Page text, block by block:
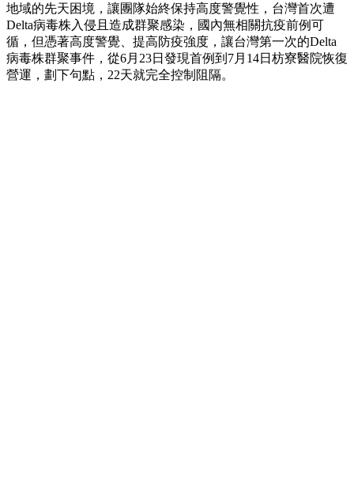
地域的先天困境，讓團隊始終保持高度警覺性，台灣首次遭
Delta病毒株入侵且造成群聚感染，國內無相關抗疫前例可
循，但憑著高度警覺、提高防疫強度，讓台灣第一次的Delta
病毒株群聚事件，從6月23日發現首例到7月14日枋寮醫院恢復
營運，劃下句點，22天就完全控制阻隔。